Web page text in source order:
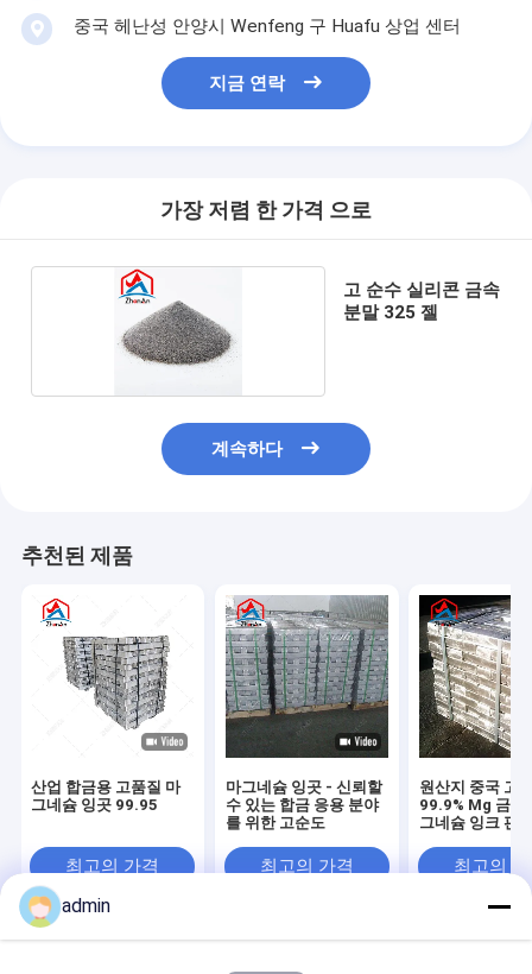
중국 헤난성 안양시 Wenfeng 구 Huafu 상업 센터
지금 연락
가장 저렴 한 가격 으로
고 순수 실리콘 금속
분말 325 젤
계속하다
추천된 제품
산업 합금용 고품질 마
그네슘 잉곳 99.95
최고의 가격
마그네슘 잉곳 - 신뢰할
수 있는 합금 응용 분야
를 위한 고순도
최고의 가격
원산지 중국 고
99.9% Mg 금속
그네슘 잉크 판
최고의
admin